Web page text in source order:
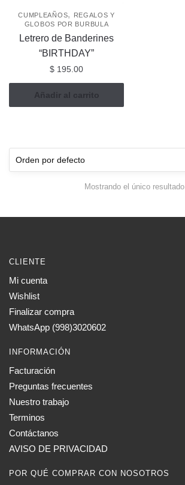
CUMPLEAÑOS,
REGALOS Y
GLOBOS POR BURBULA
Letrero de Banderines
“BIRTHDAY”
$ 195.00
Añadir al carrito
Mostrando el único resultado
CLIENTE
Mi cuenta
Wishlist
Finalizar compra
WhatsApp (998)3020602
INFORMACIÓN
Facturación
Preguntas frecuentes
Nuestro trabajo
Terminos
Contáctanos
AVISO DE PRIVACIDAD
POR QUÉ COMPRAR CON NOSOTROS